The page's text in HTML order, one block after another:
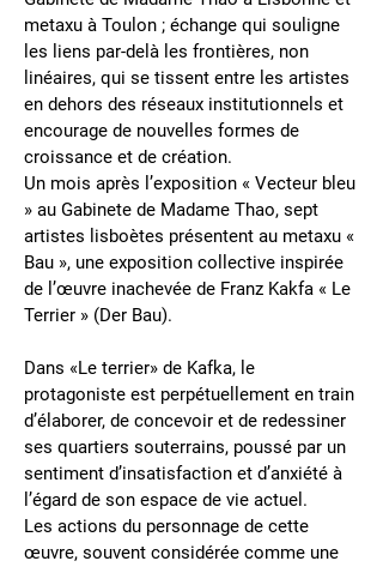
metaxu à Toulon ; échange qui souligne
les liens par-delà les frontières, non
linéaires, qui se tissent entre les artistes
en dehors des réseaux institutionnels et
encourage de nouvelles formes de
croissance et de création.
Un mois après l’exposition « Vecteur bleu
» au Gabinete de Madame Thao, sept
artistes lisboètes présentent au metaxu «
Bau », une exposition collective inspirée
de l’œuvre inachevée de Franz Kakfa « Le
Terrier » (Der Bau).
Dans «Le terrier» de Kafka, le
protagoniste est perpétuellement en train
d’élaborer, de concevoir et de redessiner
ses quartiers souterrains, poussé par un
sentiment d’insatisfaction et d’anxiété à
l’égard de son espace de vie actuel.
Les actions du personnage de cette
œuvre, souvent considérée comme une